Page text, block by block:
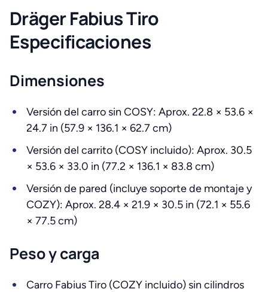
Dräger Fabius Tiro
Especificaciones
Dimensiones
Versión del carro sin COSY: Aprox. 22.8 × 53.6 ×
24.7 in (57.9 × 136.1 × 62.7 cm)
Versión del carrito (COSY incluido): Aprox. 30.5
× 53.6 × 33.0 in (77.2 × 136.1 × 83.8 cm)
Versión de pared (incluye soporte de montaje y
COZY): Aprox. 28.4 × 21.9 × 30.5 in (72.1 × 55.6
× 77.5 cm)
Peso y carga
Carro Fabius Tiro (COZY incluido) sin cilindros